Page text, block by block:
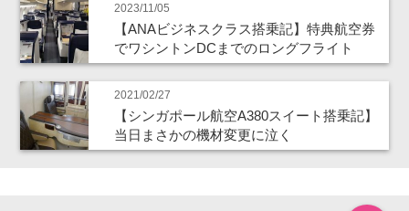
2023/11/05
【ANAビジネスクラス搭乗記】特典航空券
でワシントンDCまでのロングフライト
2021/02/27
【シンガポール航空A380スイート搭乗記】
当日まさかの機材変更に泣く